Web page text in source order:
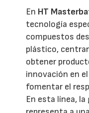
En HT
tecnología
compuestos
plástico,
obtener
innovación en
fomentar el
En esta línea,